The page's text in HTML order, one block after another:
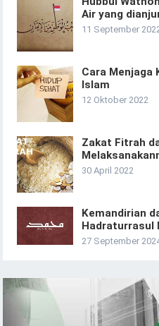
Air yang
11 September
Cara Menjaga
Islam
12 Oktober 2022
Zakat Fitrah
30 April 2022
Kemandirian
Hadraturrasul
27 September